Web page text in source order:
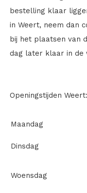
bestelling klaar
in Weert, neem dan
bij het plaatsen van
dag later klaar in de
Openingstijden Weert:
Maandag
Dinsdag
Woensdag